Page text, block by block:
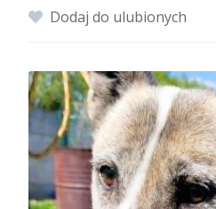
Dodaj do ulubionych